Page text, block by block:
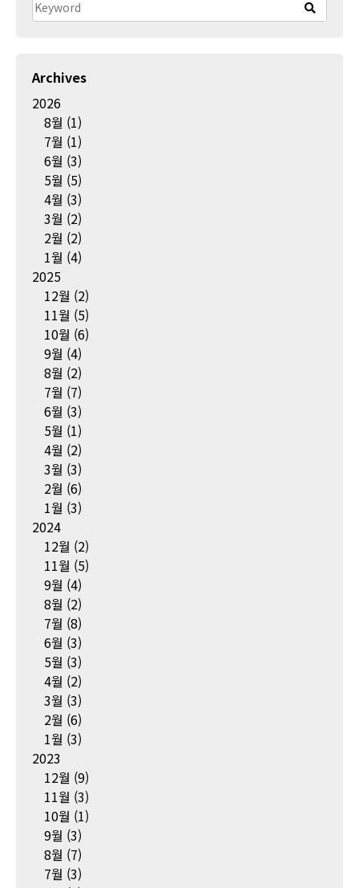
Archives
2026
8월 (1)
7월 (1)
6월 (3)
5월 (5)
4월 (3)
3월 (2)
2월 (2)
1월 (4)
2025
12월 (2)
11월 (5)
10월 (6)
9월 (4)
8월 (2)
7월 (7)
6월 (3)
5월 (1)
4월 (2)
3월 (3)
2월 (6)
1월 (3)
2024
12월 (2)
11월 (5)
9월 (4)
8월 (2)
7월 (8)
6월 (3)
5월 (3)
4월 (2)
3월 (3)
2월 (6)
1월 (3)
2023
12월 (9)
11월 (3)
10월 (1)
9월 (3)
8월 (7)
7월 (3)